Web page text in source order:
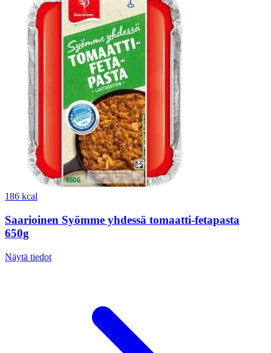
186 kcal
Saarioinen Syömme yhdessä tomaatti-fetapasta
650g
Näytä tiedot